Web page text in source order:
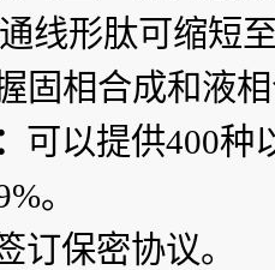
线形肽可缩短
固相合成和液
可以提供400种
。
订保密协议。